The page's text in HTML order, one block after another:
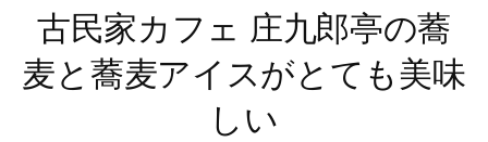
プ古民家カフェ 庄九郎亭の蕎
麦と蕎麦アイスがとても美味
しい